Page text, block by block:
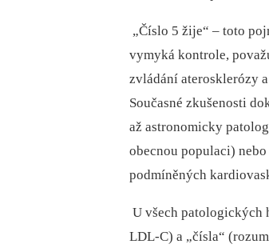
 „Číslo 5 žije“ –⁠ toto
vymyká kontrole,
zvládání aterosklerózy
Současné zkušenosti
až astronomicky
obecnou populaci)
podmíněných
 U všech
LDL-C) a „čísla“